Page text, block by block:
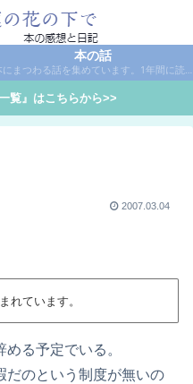
本の話
本にまつわる話を集めています。1年間に読んだ本の総括や、本に関する話題など。
覧』はこちらから>>
2007.03.04
れています。
る予定でいる。
だのという制度が無いの